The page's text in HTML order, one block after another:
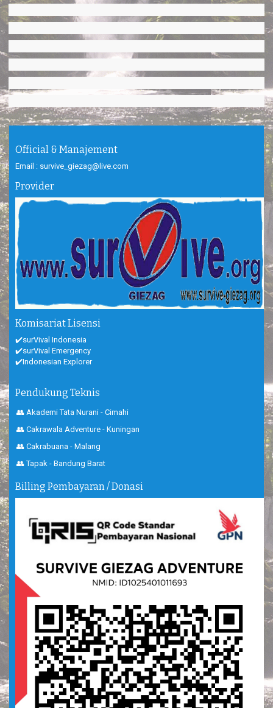
Official & Manajement
Email : survive_giezag@live.com
Provider
Komisariat Lisensi
✔️surVival Indonesia
✔️surVival Emergency
✔️Indonesian Explorer
Pendukung Teknis
👥 Akademi Tata Nurani - Cimahi
👥 Cakrawala Adventure - Kuningan
👥 Cakrabuana - Malang
👥 Tapak - Bandung Barat
Billing Pembayaran / Donasi